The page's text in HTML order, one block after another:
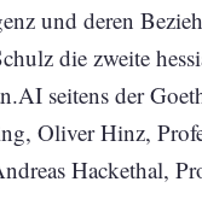
und deren
die zweite
seitens der
Oliver Hinz,
Hackethal,